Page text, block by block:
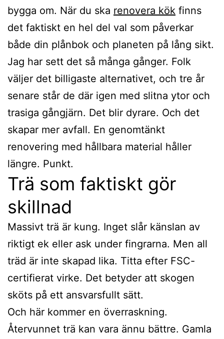
bygga om. När du ska renovera kök finns
det faktiskt en hel del val som påverkar
både din plånbok och planeten på lång sikt.
Jag har sett det så många gånger. Folk
väljer det billigaste alternativet, och tre år
senare står de där igen med slitna ytor och
trasiga gångjärn. Det blir dyrare. Och det
skapar mer avfall. En genomtänkt
renovering med hållbara material håller
längre. Punkt.
Trä som faktiskt gör
skillnad
Massivt trä är kung. Inget slår känslan av
riktigt ek eller ask under fingrarna. Men all
träd är inte skapad lika. Titta efter FSC-
certifierat virke. Det betyder att skogen
sköts på ett ansvarsfullt sätt.
Och här kommer en överraskning.
Återvunnet trä kan vara ännu bättre. Gamla